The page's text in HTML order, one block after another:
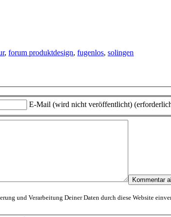
,forum produktdesign,fugenlos,solingen
E-Mail (wird nicht veröffentlicht)